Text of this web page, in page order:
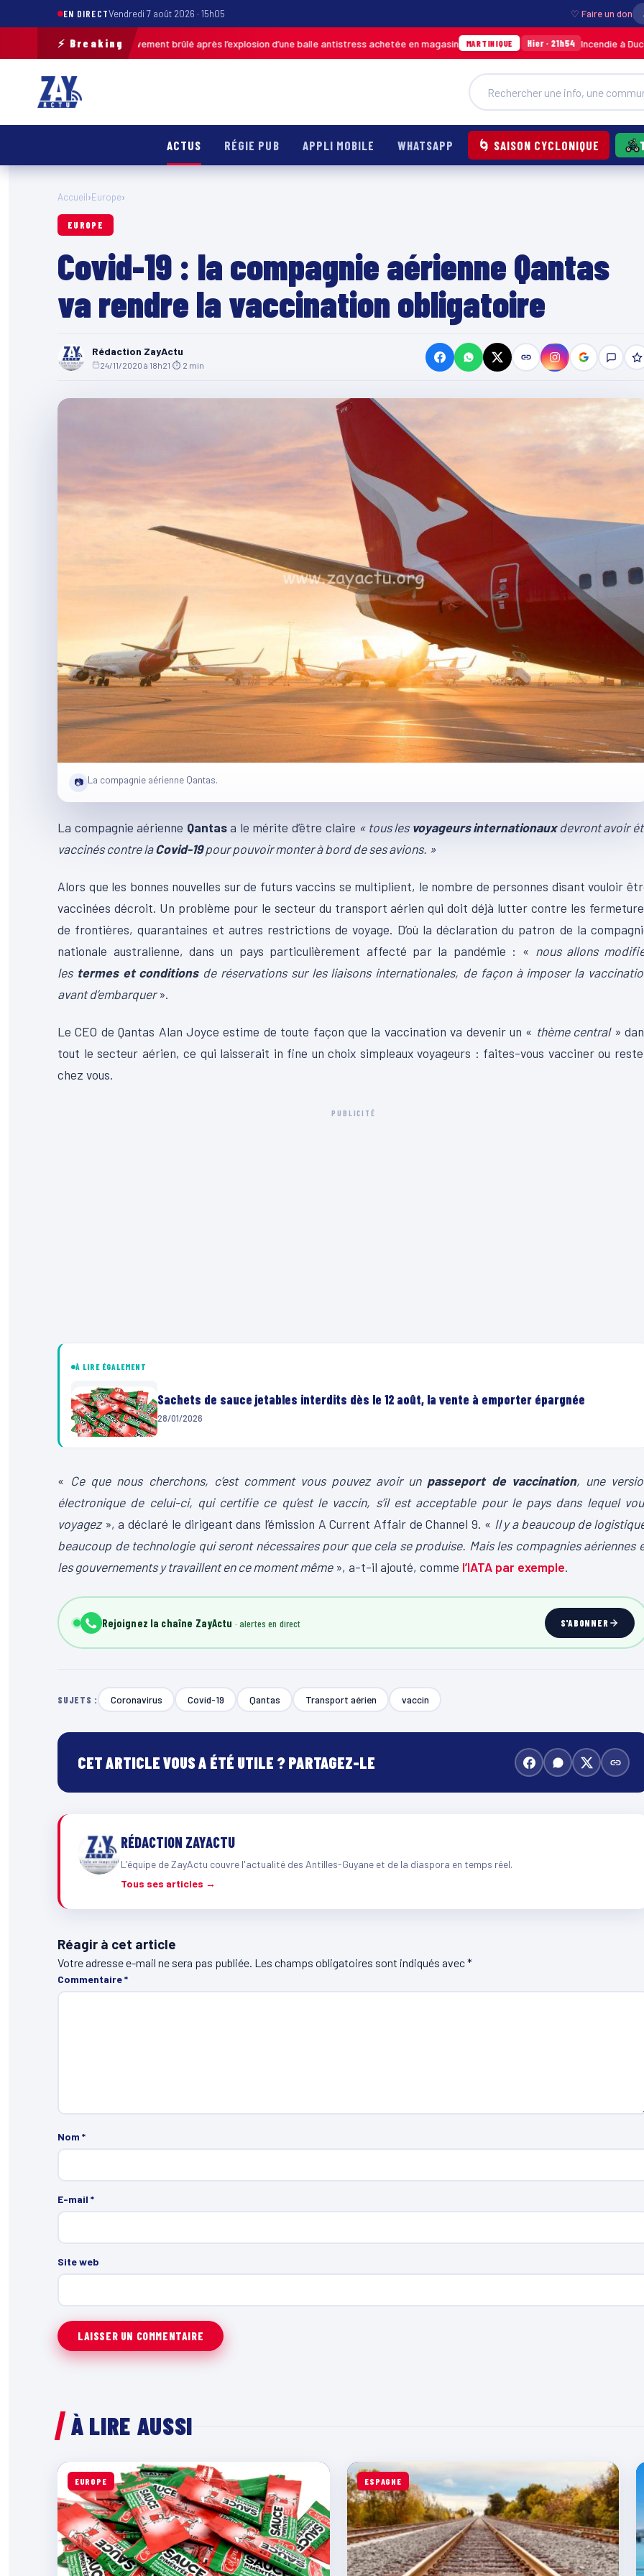
EN DIRECTVendredi 7 août 2026 · 15h05 ♡ Faire un don
⚡ Breaking
un enfant grièvement brûlé après l’explosion d’une balle antistress achetée en magasin MARTINIQUE Hier · 21h54 Incendie à Ducos : jusqu’à
ACTUS RÉGIE PUB APPLI MOBILE WHATSAPP 🌀 SAISON CYCLONIQUE
Accueil›Europe›
EUROPE
Covid-19 : la compagnie aérienne Qantas
va rendre la vaccination obligatoire
Rédaction ZayActu
24/11/2020 à 18h21 ⏱ 2 min
📷 La compagnie aérienne Qantas.
La compagnie aérienne Qantasa le mérite d’être claire « tous les voyageurs internationauxdevront avoir
vaccinés contre laCovid-19pour pouvoir monter à bord de ses avions. »
Alors que les bonnes nouvelles sur de futurs vaccins se multiplient, le nombre de personnes disant vouloir
vaccinées décroit. Un problème pour le secteur du transport aérien qui doit déjà lutter contre les
de frontières, quarantaines et autres restrictions de voyage. D’où la déclaration du patron de la
nationale australienne, dans un pays particulièrement affecté par la pandémie : « nous allons
les termes et conditionsde réservations sur les liaisons internationales, de façon à imposer la
avant d’embarquer».
Le CEO de Qantas Alan Joyce estime de toute façon que la vaccination va devenir un « thème central»
tout le secteur aérien, ce qui laisserait in fine un choix simpleaux voyageurs : faites-vous vacciner ou
chez vous.
PUBLICITÉ
À LIRE ÉGALEMENT
Sachets de sauce jetables interdits dès le 12 août, la vente à emporter épargnée
28/01/2026
« Ce que nous cherchons, c’est comment vous pouvez avoir un passeport de vaccination, une
électronique de celui-ci, qui certifie ce qu’est le vaccin, s’il est acceptable pour le pays dans lequel
voyagez», a déclaré le dirigeant dans l’émission A Current Affair de Channel 9. « Il y a beaucoup de
beaucoup de technologie qui seront nécessaires pour que cela se produise. Mais les compagnies aériennes
les gouvernements y travaillent en ce moment même», a-t-il ajouté, comme l’IATA par exemple.
Rejoignez la chaîne ZayActu S'ABONNER
SUJETS : Coronavirus Covid-19 Qantas Transport aérien vaccin
CET ARTICLE VOUS A ÉTÉ UTILE ? PARTAGEZ-LE
RÉDACTION ZAYACTU
L'équipe de ZayActu couvre l'actualité des Antilles-Guyane et de la diaspora en temps réel.
Tous ses articles →
Réagir à cet article
Votre adresse e-mail ne sera pas publiée. Les champs obligatoires sont indiqués avec*
Commentaire*
Nom *
E-mail *
Site web
À LIRE AUSSI
EUROPE ESPAGNE